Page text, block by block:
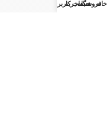
خانهفروشگاهسبد خرید
حساب کاربری من